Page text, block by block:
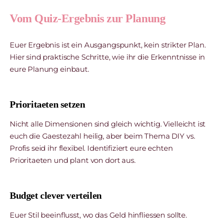
Vom Quiz-Ergebnis zur Planung
Euer Ergebnis ist ein Ausgangspunkt, kein strikter Plan.
Hier sind praktische Schritte, wie ihr die Erkenntnisse in
eure Planung einbaut.
Prioritaeten setzen
Nicht alle Dimensionen sind gleich wichtig. Vielleicht ist
euch die Gaestezahl heilig, aber beim Thema DIY vs.
Profis seid ihr flexibel. Identifiziert eure echten
Prioritaeten und plant von dort aus.
Budget clever verteilen
Euer Stil beeinflusst, wo das Geld hinfliessen sollte.